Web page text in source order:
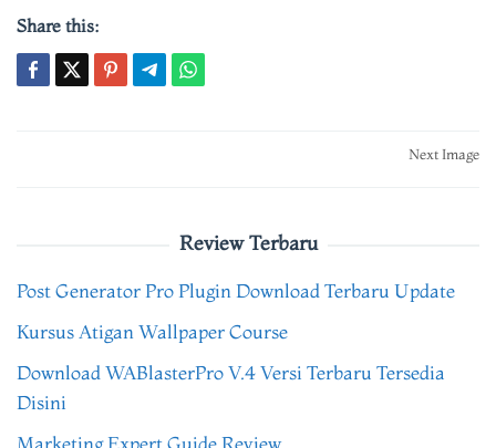
Share this:
Next Image
Review Terbaru
Post Generator Pro Plugin Download Terbaru Update
Kursus Atigan Wallpaper Course
Download WABlasterPro V.4 Versi Terbaru Tersedia
Disini
Marketing Expert Guide Review